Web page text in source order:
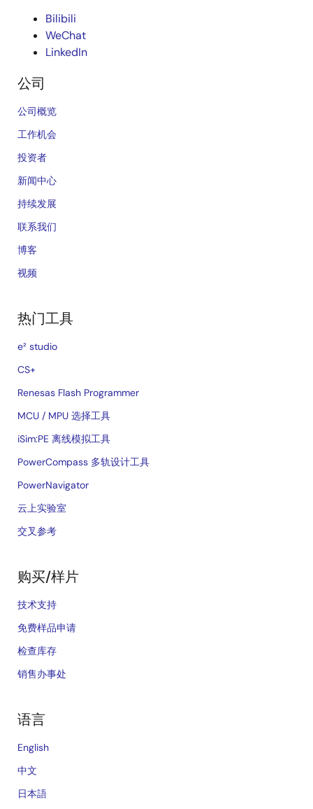
Bilibili
WeChat
LinkedIn
公司
公司概览
工作机会
投资者
新闻中心
持续发展
联系我们
博客
视频
热门工具
e² studio
CS+
Renesas Flash Programmer
MCU / MPU 选择工具
iSim:PE 离线模拟工具
PowerCompass 多轨设计工具
PowerNavigator
云上实验室
交叉参考
购买/样片
技术支持
免费样品申请
检查库存
销售办事处
语言
English
中文
日本語